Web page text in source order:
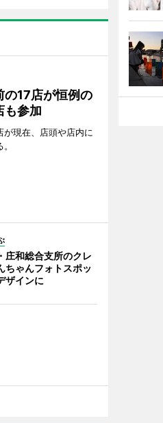
の17店が恒例の
参加
が現在、店頭や店内に
庄和総合支所のクレ
ちゃんフォトスポッ
ザインに